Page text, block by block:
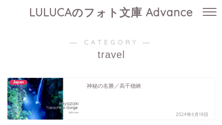
LULUCAのフォト文庫 Advance
― CATEGORY ―
travel
Japan
神秘の名勝／高千穂峡
2024年6月18日